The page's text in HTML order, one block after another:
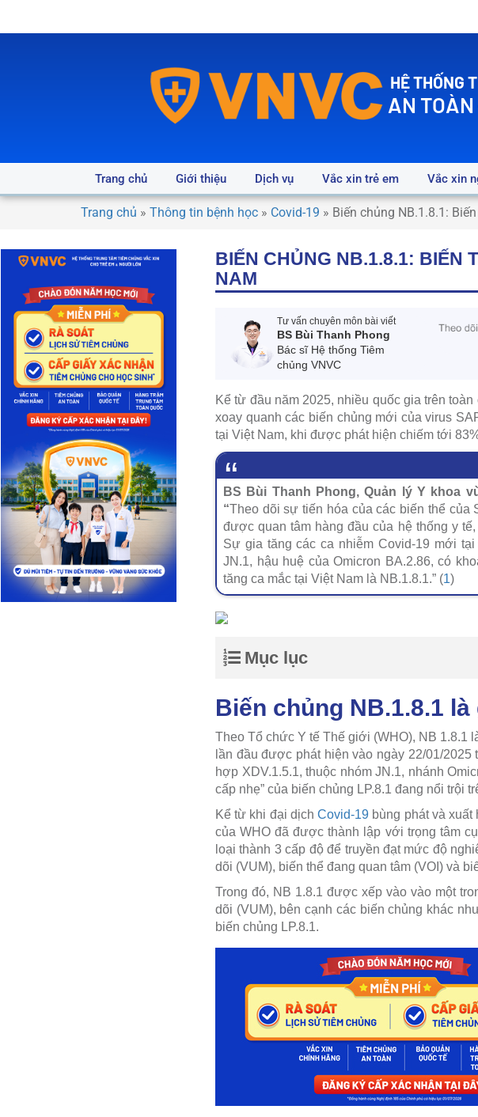
HỆ THỐNG
AN
Trang chủ Giới thiệu Dịch vụ Vắc xin trẻ em Vắc xin
Trang chủ » Thông tin bệnh học » Covid-19 » Biến chủng NB.1.8.1:
BIẾN CHỦNG NB.1.8.1: BIẾN
NAM
Tư vấn chuyên môn bài viết
BS Bùi Thanh Phong
Bác sĩ Hệ thống Tiêm
chủng VNVC
Kể từ đầu năm 2025, nhiều quốc gia trên
xoay quanh các biến chủng mới của virus
tại Việt Nam, khi được phát hiện chiếm tới
BS Bùi Thanh Phong, Quản lý Y khoa
“Theo dõi sự tiến hóa của các biến thể của
được quan tâm hàng đầu của hệ thống y
Sự gia tăng các ca nhiễm Covid-19 mới
JN.1, hậu huệ của Omicron BA.2.86, có
tăng ca mắc tại Việt Nam là NB.1.8.1.” (1)
Mục lục
Biến chủng NB.1.8.1 là
Theo Tổ chức Y tế Thế giới (WHO), NB 1.8.1
lần đầu được phát hiện vào ngày 22/01/
hợp XDV.1.5.1, thuộc nhóm JN.1, nhánh
cấp nhẹ” của biến chủng LP.8.1 đang nổi trội
Kể từ khi đại dịchCovid-19 bùng phát và
của WHO đã được thành lập với trọng tâm
loại thành 3 cấp độ để truyền đạt mức độ
dõi (VUM), biến thể đang quan tâm (VOI) và
Trong đó, NB 1.8.1 được xếp vào vào một
dõi (VUM), bên cạnh các biến chủng khác
biến chủng LP.8.1.